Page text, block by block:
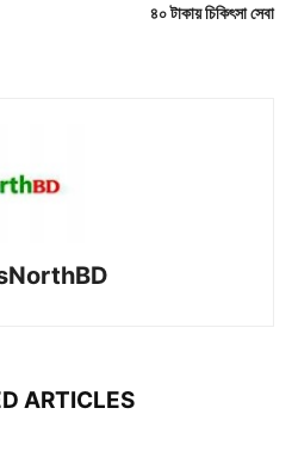
৪০ টাকায় চিকিৎসা সেবা
ARTICLES